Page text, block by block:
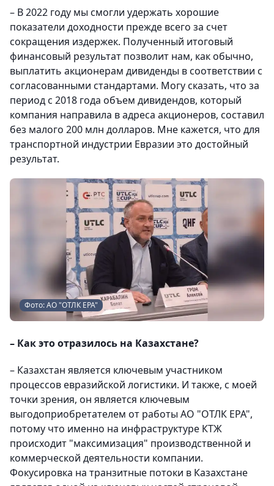
– В 2022 году мы смогли удержать хорошие
показатели доходности прежде всего за счет
сокращения издержек. Полученный итоговый
финансовый результат позволит нам, как обычно,
выплатить акционерам дивиденды в соответствии с
согласованными стандартами. Могу сказать, что за
период с 2018 года объем дивидендов, который
компания направила в адреса акционеров, составил
без малого 200 млн долларов. Мне кажется, что для
транспортной индустрии Евразии это достойный
результат.
Фото: АО "ОТЛК ЕРА"
– Как это отразилось на Казахстане?
– Казахстан является ключевым участником
процессов евразийской логистики. И также, с моей
точки зрения, он является ключевым
выгодоприобретателем от работы АО "ОТЛК ЕРА",
потому что именно на инфраструктуре КТЖ
происходит "максимизация" производственной и
коммерческой деятельности компании.
Фокусировка на транзитные потоки в Казахстане